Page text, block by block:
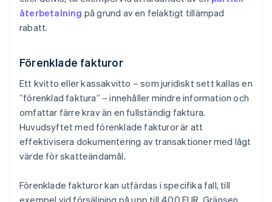
återbetalning på grund av en felaktigt tillämpad
rabatt.
Förenklade fakturor
Ett kvitto eller kassakvitto – som juridiskt sett kallas en
”förenklad faktura” – innehåller mindre information och
omfattar färre krav än en fullständig faktura.
Huvudsyftet med förenklade fakturor är att
effektivisera dokumentering av transaktioner med lågt
värde för skatteändamål.
Förenklade fakturor kan utfärdas i specifika fall, till